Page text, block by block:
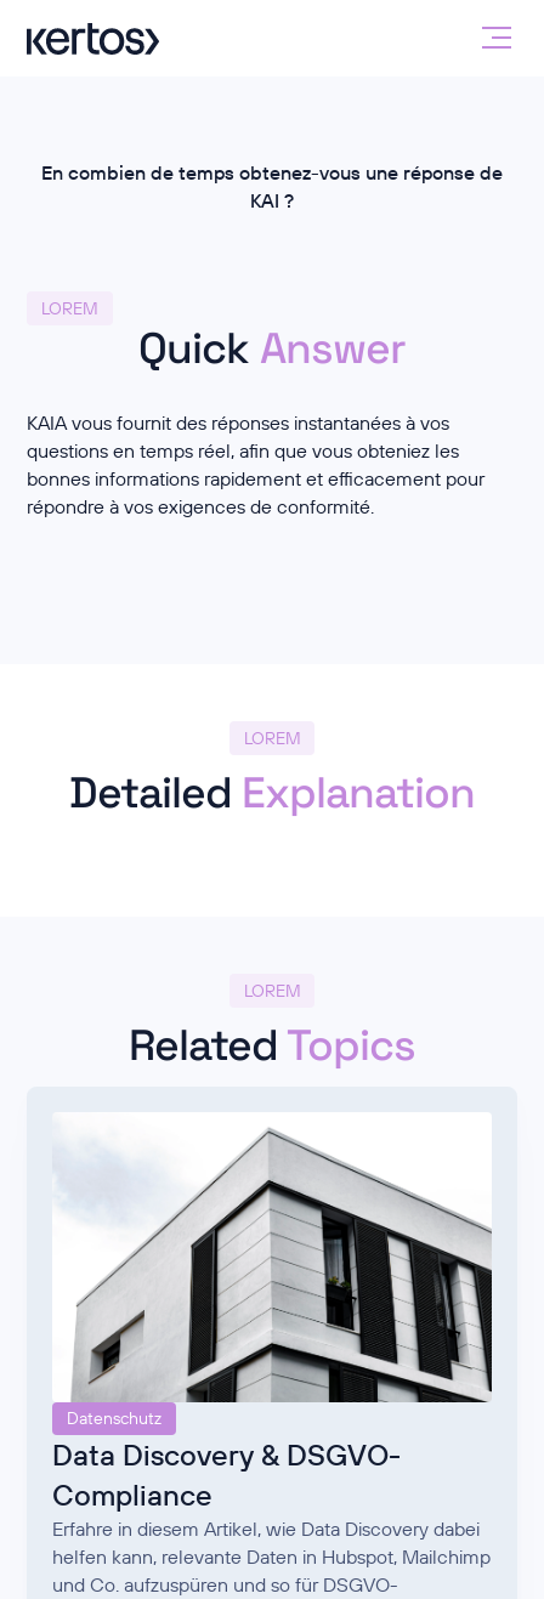
En combien de temps obtenez-vous une réponse de
KAI ?
LOREM
Quick Answer
KAIA vous fournit des réponses instantanées à vos
questions en temps réel, afin que vous obteniez les
bonnes informations rapidement et efficacement pour
répondre à vos exigences de conformité.
LOREM
Detailed Explanation
LOREM
Related Topics
Datenschutz
Data Discovery & DSGVO-
Compliance
Erfahre in diesem Artikel, wie Data Discovery dabei
helfen kann, relevante Daten in Hubspot, Mailchimp
und Co. aufzuspüren und so für DSGVO-